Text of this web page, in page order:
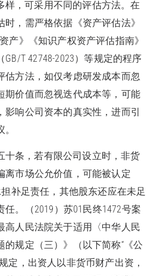
样，可采用不同的评估方法。在
，需严格依据《资产评估法》
产》《知识产权资产评估指南》
T 42748-2023）等规定的程序
估方法，如仅考虑研发成本而忽
期价值而忽视迭代成本等，可能
响公司资本的真实性，进而引
十条，若有限公司设立时，非货
离市场公允价值，可能被认定
补足责任，其他股东还应在未足
。（2019）苏01民终1472号案
高人民法院关于适用〈中华人民
规定（三）》（以下简称“《公
定，出资人以非货币财产出资，